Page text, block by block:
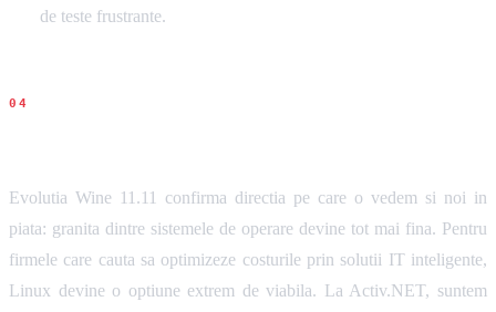
de teste frustrante.
Evolutia Wine 11.11 confirma directia pe care o vedem si noi in
piata: granita dintre sistemele de operare devine tot mai fina. Pentru
firmele care cauta sa optimizeze costurile prin solutii IT inteligente,
Linux devine o optiune extrem de viabila. La Activ.NET, suntem